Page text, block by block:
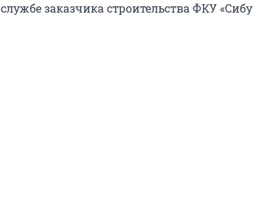
службе заказчика строительства ФКУ